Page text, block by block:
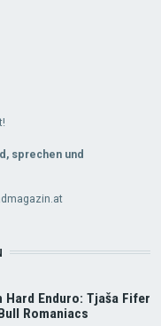
sprechen und
Hard Enduro: Tjaša Fifer
Romaniacs